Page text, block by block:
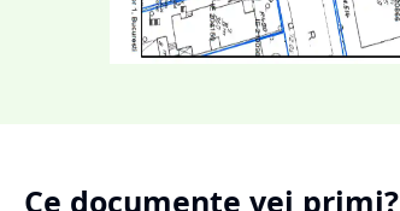
Ce documente vei primi?